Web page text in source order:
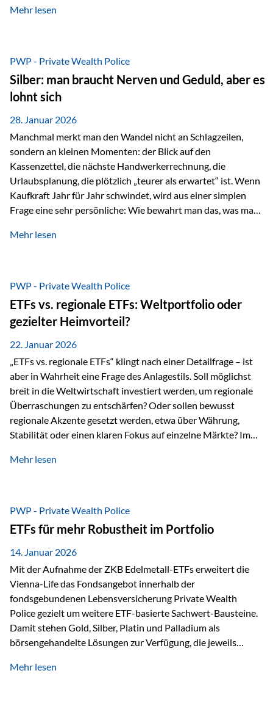
starken Anstiegen. Diese verändern jedoch nicht die
von geopolitischen Spannungen, einer stark ausgeweiteten
Geldmenge sowie strukturellen Verschiebungen an den
Kapitalmärkten geprägt ist, bleibt Gold ein bewährter Anker.
Nicht, weil…
Mehr lesen
PWP - Private Wealth Police
Silber: man braucht Nerven und Geduld, aber es
lohnt sich
28. Januar 2026
Manchmal merkt man den Wandel nicht an Schlagzeilen,
sondern an kleinen Momenten: der Blick auf den
Kassenzettel, die nächste Handwerkerrechnung, die
Urlaubsplanung, die plötzlich „teurer als erwartet“ ist. Wenn
Kaufkraft Jahr für Jahr schwindet, wird aus einer simplen
Frage eine sehr persönliche: Wie bewahrt man das, was man
Sachwerten mit einer Investition in Sachwerte zu
gerade dann, wenn Märkte nervös werden,…
Mehr lesen
PWP - Private Wealth Police
ETFs vs. regionale ETFs: Weltportfolio oder
gezielter Heimvorteil?
22. Januar 2026
„ETFs vs. regionale ETFs“ klingt nach einer Detailfrage – ist
aber in Wahrheit eine Frage des Anlagestils. Soll möglichst
breit in die Weltwirtschaft investiert werden, um regionale
Überraschungen zu entschärfen? Oder sollen bewusst
regionale Akzente gesetzt werden, etwa über Währung,
Stabilität oder einen klaren Fokus auf einzelne Märkte? Im
Wealth Police der Vienna-Life lassen sich beide Ansätze
Risikostreuung, Inflationsrobustheit und Stabilisierung. 1)
Die Philosophiefrage: breit oder bewusst? Global investieren
bedeutet: Das Portfolio bildet die Weltmärkte möglichst
breit ab, ohne die…
Mehr lesen
PWP - Private Wealth Police
ETFs für mehr Robustheit im Portfolio
14. Januar 2026
Mit der Aufnahme der ZKB Edelmetall-ETFs erweitert die
Vienna-Life das Fondsangebot innerhalb der
fondsgebundenen Lebensversicherung Private Wealth
Police gezielt um weitere ETF-basierte Sachwert-Bausteine.
Damit stehen Gold, Silber, Platin und Palladium als
börsengehandelte Lösungen zur Verfügung, die jeweils
dabei nicht auf einzelnen Marktmeinungen, sondern auf
Mehr lesen